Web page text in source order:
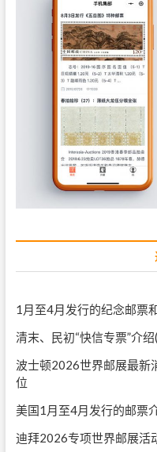
1月至4月发行的纪念邮票
清末、民初“快信专票”介绍
波士顿2026世界邮展最新
位
美国1月至4月发行的邮票
迪拜2026专项世界邮展活